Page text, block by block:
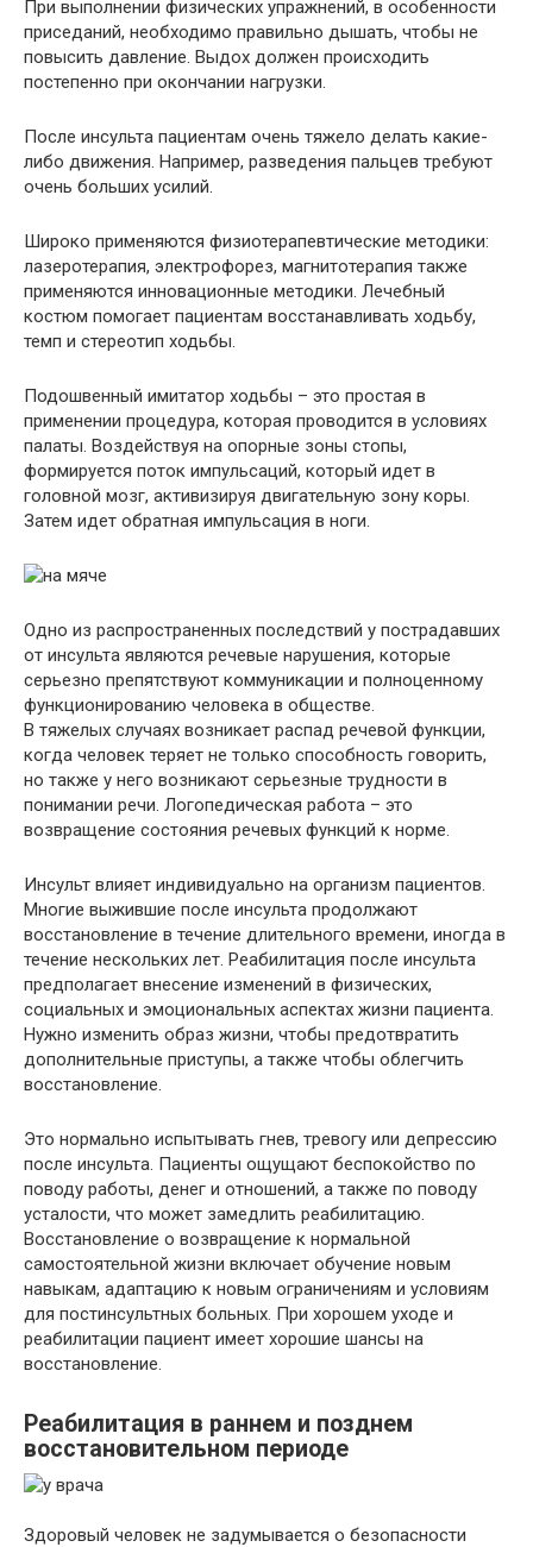
При выполнении физических упражнений, в особенности
приседаний, необходимо правильно дышать, чтобы не
повысить давление. Выдох должен происходить
постепенно при окончании нагрузки.
После инсульта пациентам очень тяжело делать какие-
либо движения. Например, разведения пальцев требуют
очень больших усилий.
Широко применяются физиотерапевтические методики:
лазеротерапия, электрофорез, магнитотерапия также
применяются инновационные методики. Лечебный
костюм помогает пациентам восстанавливать ходьбу,
темп и стереотип ходьбы.
Подошвенный имитатор ходьбы – это простая в
применении процедура, которая проводится в условиях
палаты. Воздействуя на опорные зоны стопы,
формируется поток импульсаций, который идет в
головной мозг, активизируя двигательную зону коры.
Затем идет обратная импульсация в ноги.
Одно из распространенных последствий у пострадавших
от инсульта являются речевые нарушения, которые
серьезно препятствуют коммуникации и полноценному
функционированию человека в обществе.
В тяжелых случаях возникает распад речевой функции,
когда человек теряет не только способность говорить,
но также у него возникают серьезные трудности в
понимании речи. Логопедическая работа – это
возвращение состояния речевых функций к норме.
Инсульт влияет индивидуально на организм пациентов.
Многие выжившие после инсульта продолжают
восстановление в течение длительного времени, иногда в
течение нескольких лет. Реабилитация после инсульта
предполагает внесение изменений в физических,
социальных и эмоциональных аспектах жизни пациента.
Нужно изменить образ жизни, чтобы предотвратить
дополнительные приступы, а также чтобы облегчить
восстановление.
Это нормально испытывать гнев, тревогу или депрессию
после инсульта. Пациенты ощущают беспокойство по
поводу работы, денег и отношений, а также по поводу
усталости, что может замедлить реабилитацию.
Восстановление о возвращение к нормальной
самостоятельной жизни включает обучение новым
навыкам, адаптацию к новым ограничениям и условиям
для постинсультных больных. При хорошем уходе и
реабилитации пациент имеет хорошие шансы на
восстановление.
Реабилитация в раннем и позднем
восстановительном периоде
Здоровый человек не задумывается о безопасности